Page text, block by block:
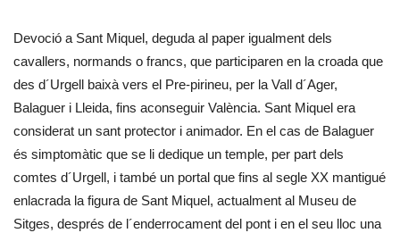
Devoció a Sant Miquel, deguda al paper igualment dels
cavallers, normands o francs, que participaren en la croada que
des d´Urgell baixà vers el Pre-pirineu, per la Vall d´Ager,
Balaguer i Lleida, fins aconseguir València. Sant Miquel era
considerat un sant protector i animador. En el cas de Balaguer
és simptomàtic que se li dedique un temple, per part dels
comtes d´Urgell, i també un portal que fins al segle XX mantigué
enlacrada la figura de Sant Miquel, actualment al Museu de
Sitges, després de l´enderrocament del pont i en el seu lloc una